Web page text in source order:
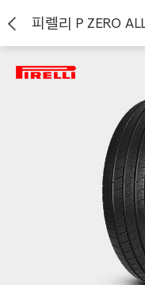
피렐리 P ZERO